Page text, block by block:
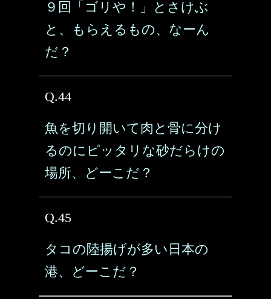
９回「ゴリや！」とさけぶ
と、もらえるもの、なーん
だ？
Q.44
魚を切り開いて肉と骨に分け
るのにピッタリな砂だらけの
場所、どーこだ？
Q.45
タコの陸揚げが多い日本の
港、どーこだ？